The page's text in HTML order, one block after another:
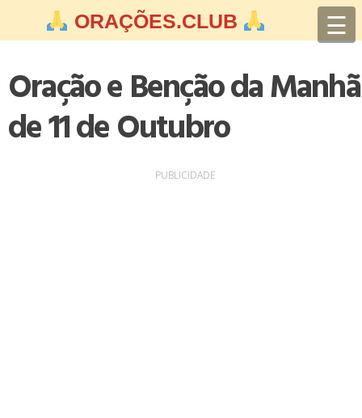
ORAÇÕES.CLUB ☰
Oração e Benção da Manhã
de 11 de Outubro
PUBLICIDADE